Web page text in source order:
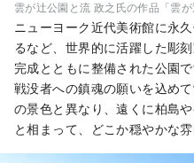
雲が辻公園と流 政之氏の作品「雲
ニューヨーク近代美術館に永
るなど、世界的に活躍した彫
完成とともに整備された公園
戦没者への鎮魂の願いを込め
の景色と異なり、遠くに柏島
と相まって、どこか穏やかな